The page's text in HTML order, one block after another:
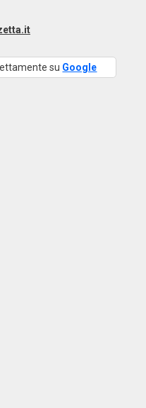
su Google